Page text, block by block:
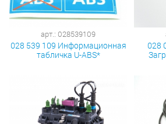
арт.: 028539109
028 539 109 Информационная
табличка U-AВS*
028